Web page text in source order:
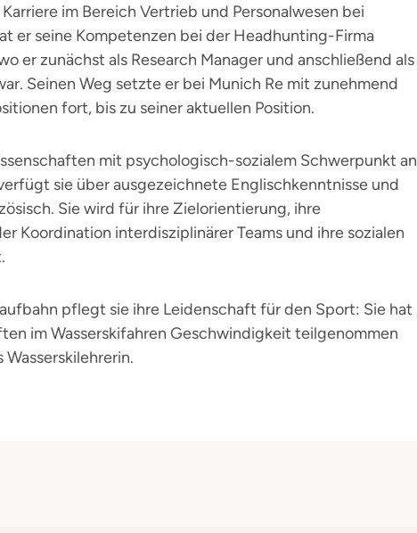
im Bereich Vertrieb und Personalwesen bei
er seine Kompetenzen bei der Headhunting-Firma
er zunächst als Research Manager und anschließend als
Seinen Weg setzte er bei Munich Re mit zunehmend
fort, bis zu seiner aktuellen Position.
mit psychologisch-sozialem Schwerpunkt an
sie über ausgezeichnete Englischkenntnisse und
Sie wird für ihre Zielorientierung, ihre
Koordination interdisziplinärer Teams und ihre sozialen
pflegt sie ihre Leidenschaft für den Sport: Sie hat
im Wasserskifahren Geschwindigkeit teilgenommen